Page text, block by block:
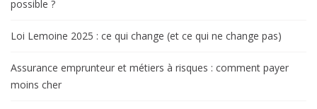
possible ?
Loi Lemoine 2025 : ce qui change (et ce qui ne change pas)
Assurance emprunteur et métiers à risques : comment payer
moins cher